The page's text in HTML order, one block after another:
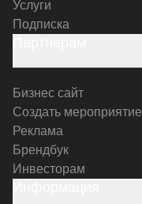
Услуги
Подписка
Бизнес сайт
Создать мероприятие
Реклама
Брендбук
Инвесторам